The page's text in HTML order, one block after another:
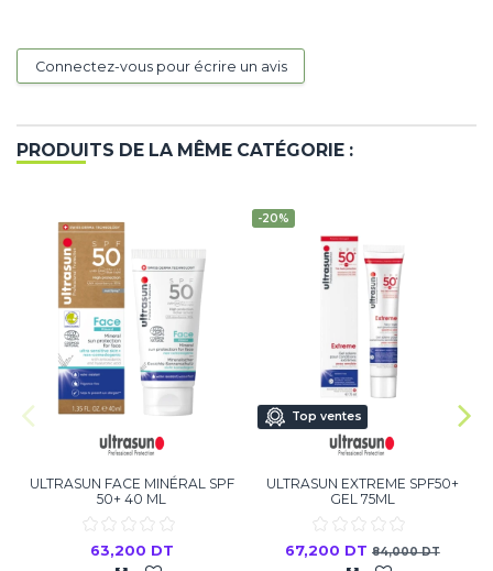
Connectez-vous pour écrire un avis
PRODUITS DE LA MÊME CATÉGORIE :
ULTRASUN FACE MINÉRAL SPF
50+ 40 ML
63,200 DT
Top ventes
-20%
ULTRASUN EXTREME SPF50+
GEL 75ML
67,200 DT 84,000 DT